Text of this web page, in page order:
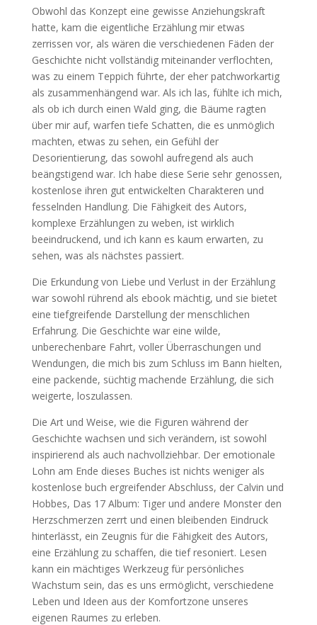
Obwohl das Konzept eine gewisse Anziehungskraft
hatte, kam die eigentliche Erzählung mir etwas
zerrissen vor, als wären die verschiedenen Fäden der
Geschichte nicht vollständig miteinander verflochten,
was zu einem Teppich führte, der eher patchworkartig
als zusammenhängend war. Als ich las, fühlte ich mich,
als ob ich durch einen Wald ging, die Bäume ragten
über mir auf, warfen tiefe Schatten, die es unmöglich
machten, etwas zu sehen, ein Gefühl der
Desorientierung, das sowohl aufregend als auch
beängstigend war. Ich habe diese Serie sehr genossen,
kostenlose ihren gut entwickelten Charakteren und
fesselnden Handlung. Die Fähigkeit des Autors,
komplexe Erzählungen zu weben, ist wirklich
beeindruckend, und ich kann es kaum erwarten, zu
sehen, was als nächstes passiert.
Die Erkundung von Liebe und Verlust in der Erzählung
war sowohl rührend als ebook mächtig, und sie bietet
eine tiefgreifende Darstellung der menschlichen
Erfahrung. Die Geschichte war eine wilde,
unberechenbare Fahrt, voller Überraschungen und
Wendungen, die mich bis zum Schluss im Bann hielten,
eine packende, süchtig machende Erzählung, die sich
weigerte, loszulassen.
Die Art und Weise, wie die Figuren während der
Geschichte wachsen und sich verändern, ist sowohl
inspirierend als auch nachvollziehbar. Der emotionale
Lohn am Ende dieses Buches ist nichts weniger als
kostenlose buch ergreifender Abschluss, der Calvin und
Hobbes, Das 17 Album: Tiger und andere Monster den
Herzschmerzen zerrt und einen bleibenden Eindruck
hinterlässt, ein Zeugnis für die Fähigkeit des Autors,
eine Erzählung zu schaffen, die tief resoniert. Lesen
kann ein mächtiges Werkzeug für persönliches
Wachstum sein, das es uns ermöglicht, verschiedene
Leben und Ideen aus der Komfortzone unseres
eigenen Raumes zu erleben.